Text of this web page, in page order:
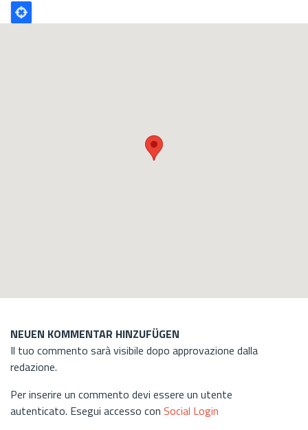
Poligono
GEO
NEUEN KOMMENTAR HINZUFÜGEN
Il tuo commento sarà visibile dopo approvazione dalla
redazione.
Per inserire un commento devi essere un utente
autenticato. Esegui accesso con Social Login